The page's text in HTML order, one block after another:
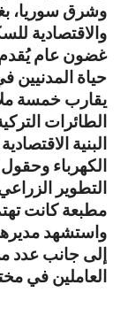
وشرق سوريا،
والاقتصادية
غضون عام
حياة المدنيين
يقارب خمسة
الطائرات
البنية
الكهرباء
التطوير
مطبعة كانت
واستشهد
إلى جانب عدد
العاملين في